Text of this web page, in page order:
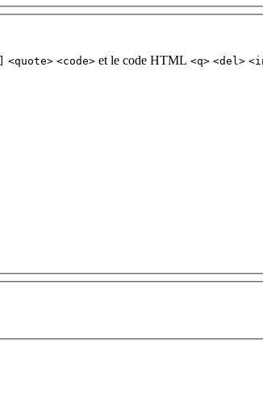
<quote> <code> et le code HTML <q> <del>